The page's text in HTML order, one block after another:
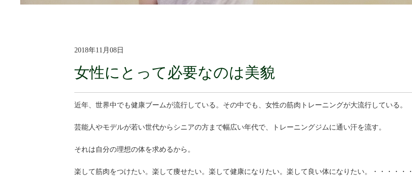
2018年11月08日
女性にとって必要なのは美貌
近年、世界中でも健康ブームが流行している。その中でも、女性の筋肉トレーニングが大流行している。
芸能人やモデルが若い世代からシニアの方まで幅広い年代で、トレーニングジムに通い汗を流す。
それは自分の理想の体を求めるから。
楽して筋肉をつけたい。楽して痩せたい。楽して健康になりたい。楽して良い体になりたい。・・・・・・